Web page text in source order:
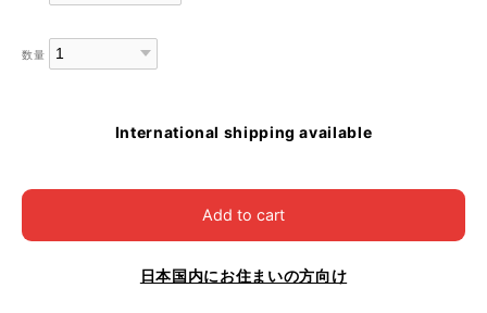
数量
International shipping available
Add to cart
日本国内にお住まいの方向け